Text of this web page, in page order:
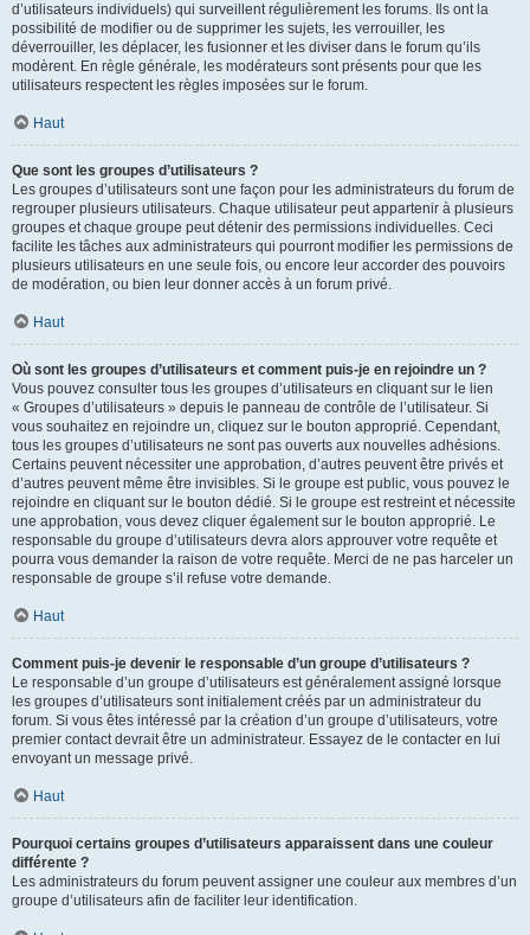
d’utilisateurs individuels) qui surveillent régulièrement les forums. Ils ont la
possibilité de modifier ou de supprimer les sujets, les verrouiller, les
déverrouiller, les déplacer, les fusionner et les diviser dans le forum qu’ils
modèrent. En règle générale, les modérateurs sont présents pour que les
utilisateurs respectent les règles imposées sur le forum.
Haut
Que sont les groupes d’utilisateurs ?
Les groupes d’utilisateurs sont une façon pour les administrateurs du forum de
regrouper plusieurs utilisateurs. Chaque utilisateur peut appartenir à plusieurs
groupes et chaque groupe peut détenir des permissions individuelles. Ceci
facilite les tâches aux administrateurs qui pourront modifier les permissions de
plusieurs utilisateurs en une seule fois, ou encore leur accorder des pouvoirs
de modération, ou bien leur donner accès à un forum privé.
Haut
Où sont les groupes d’utilisateurs et comment puis-je en rejoindre un ?
Vous pouvez consulter tous les groupes d’utilisateurs en cliquant sur le lien
« Groupes d’utilisateurs » depuis le panneau de contrôle de l’utilisateur. Si
vous souhaitez en rejoindre un, cliquez sur le bouton approprié. Cependant,
tous les groupes d’utilisateurs ne sont pas ouverts aux nouvelles adhésions.
Certains peuvent nécessiter une approbation, d’autres peuvent être privés et
d’autres peuvent même être invisibles. Si le groupe est public, vous pouvez le
rejoindre en cliquant sur le bouton dédié. Si le groupe est restreint et nécessite
une approbation, vous devez cliquer également sur le bouton approprié. Le
responsable du groupe d’utilisateurs devra alors approuver votre requête et
pourra vous demander la raison de votre requête. Merci de ne pas harceler un
responsable de groupe s’il refuse votre demande.
Haut
Comment puis-je devenir le responsable d’un groupe d’utilisateurs ?
Le responsable d’un groupe d’utilisateurs est généralement assigné lorsque
les groupes d’utilisateurs sont initialement créés par un administrateur du
forum. Si vous êtes intéressé par la création d’un groupe d’utilisateurs, votre
premier contact devrait être un administrateur. Essayez de le contacter en lui
envoyant un message privé.
Haut
Pourquoi certains groupes d’utilisateurs apparaissent dans une couleur
différente ?
Les administrateurs du forum peuvent assigner une couleur aux membres d’un
groupe d’utilisateurs afin de faciliter leur identification.